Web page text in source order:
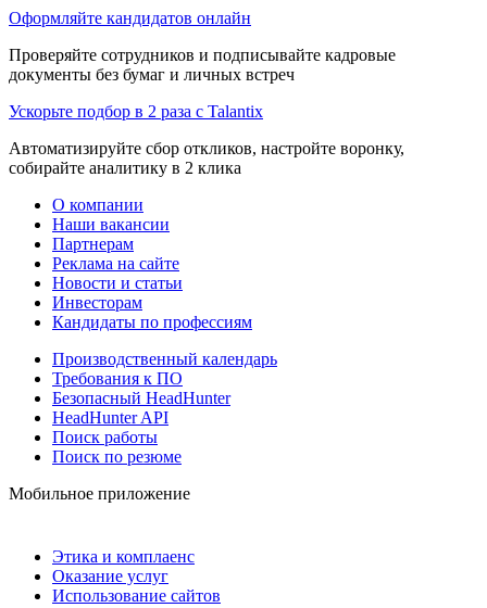
Оформляйте кандидатов онлайн
Проверяйте сотрудников и подписывайте кадровые
документы без бумаг и личных встреч
Ускорьте подбор в 2 раза с Talantix
Автоматизируйте сбор откликов, настройте воронку,
собирайте аналитику в 2 клика
О компании
Наши вакансии
Партнерам
Реклама на сайте
Новости и статьи
Инвесторам
Кандидаты по профессиям
Производственный календарь
Требования к ПО
Безопасный HeadHunter
HeadHunter API
Поиск работы
Поиск по резюме
Мобильное приложение
Этика и комплаенс
Оказание услуг
Использование сайтов